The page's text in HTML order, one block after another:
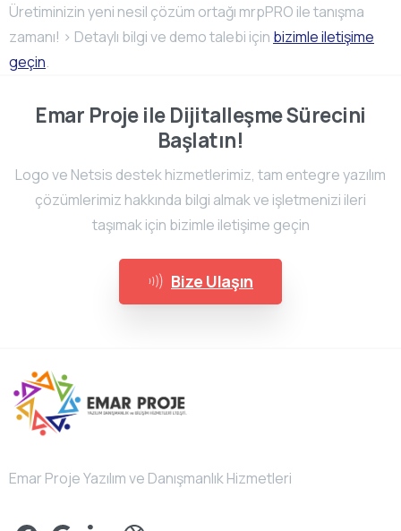
Üretiminizin yeni nesil çözüm ortağı mrpPRO ile tanışma
zamanı! > Detaylı bilgi ve demo talebi için bizimle iletişime
geçin.
Emar Proje ile Dijitalleşme Sürecini
Başlatın!
Logo ve Netsis destek hizmetlerimiz, tam entegre yazılım
çözümlerimiz hakkında bilgi almak ve işletmenizi ileri
taşımak için bizimle iletişime geçin
Bize Ulaşın
Emar Proje Yazılım ve Danışmanlık Hizmetleri